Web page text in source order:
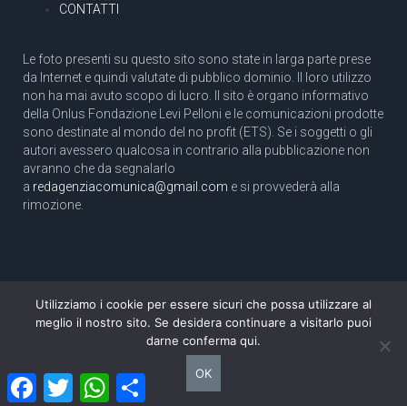
CONTATTI
Le foto presenti su questo sito sono state in larga parte prese
da Internet e quindi valutate di pubblico dominio. Il loro utilizzo
non ha mai avuto scopo di lucro. Il sito è organo informativo
della Onlus Fondazione Levi Pelloni e le comunicazioni prodotte
sono destinate al mondo del no profit (ETS). Se i soggetti o gli
autori avessero qualcosa in contrario alla pubblicazione non
avranno che da segnalarlo
a redagenziacomunica@gmail.com e si provvederà alla
rimozione.
Copyright 2003 com.unica - Tutti i diritti riservati
Aut. Tribunale di Roma N. 466/2003 dell'11/11/2003
Direttore responsabile: Pino Pelloni [direttore@agenziacomunica.net]
Design by Ethoslab.
FacebookTwitter WhatsAppCondividi
Utilizziamo i cookie per essere sicuri che possa utilizzare al
meglio il nostro sito. Se desidera continuare a visitarlo puoi
darne conferma qui.
OK